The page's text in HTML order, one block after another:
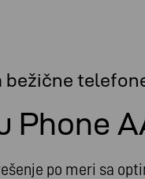
bežične
Phone
po meri sa